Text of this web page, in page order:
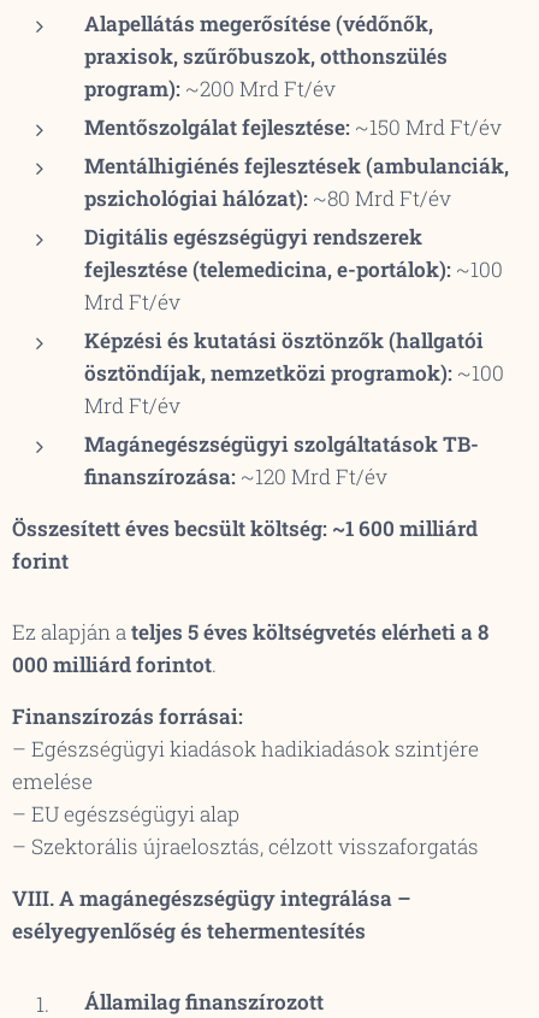
Alapellátás megerősítése (védőnők,
praxisok, szűrőbuszok, otthonszülés
program): ~200 Mrd Ft/év
Mentőszolgálat fejlesztése: ~150 Mrd Ft/év
Mentálhigiénés fejlesztések (ambulanciák,
pszichológiai hálózat): ~80 Mrd Ft/év
Digitális egészségügyi rendszerek
fejlesztése (telemedicina, e-portálok): ~100
Mrd Ft/év
Képzési és kutatási ösztönzők (hallgatói
ösztöndíjak, nemzetközi programok): ~100
Mrd Ft/év
Magánegészségügyi szolgáltatások TB-
finanszírozása: ~120 Mrd Ft/év
Összesített éves becsült költség: ~1 600 milliárd
forint
Ez alapján ateljes 5 éves költségvetés elérheti a 8
000 milliárd forintot.
Finanszírozás forrásai:
– Egészségügyi kiadások hadikiadások szintjére
emelése
– EU egészségügyi alap
– Szektorális újraelosztás, célzott visszaforgatás
VIII. A magánegészségügy integrálása –
esélyegyenlőség és tehermentesítés
Államilag finanszírozott